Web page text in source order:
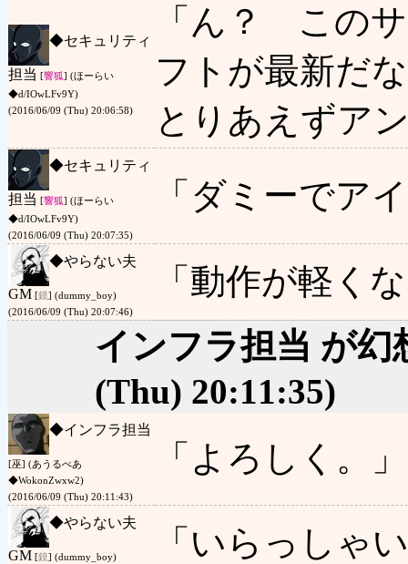
◆セキュリティ
担当 [響狐] (ほーらい
◆d/IOwLFv9Y)
(2016/06/09 (Thu) 20:06:58)
「ん？ この
フトが最新だな
とりあえずア
◆セキュリティ
担当 [響狐] (ほーらい
◆d/IOwLFv9Y)
(2016/06/09 (Thu) 20:07:35)
「ダミーでア
◆やらない夫
GM [鏡] (dummy_boy)
(2016/06/09 (Thu) 20:07:46)
「動作が軽く
インフラ担当 が幻
(Thu) 20:11:35)
◆インフラ担当
[巫] (あうるべあ
◆WokonZwxw2)
(2016/06/09 (Thu) 20:11:43)
「よろしく。」
◆やらない夫
GM [鏡] (dummy_boy)
「いらっしゃ